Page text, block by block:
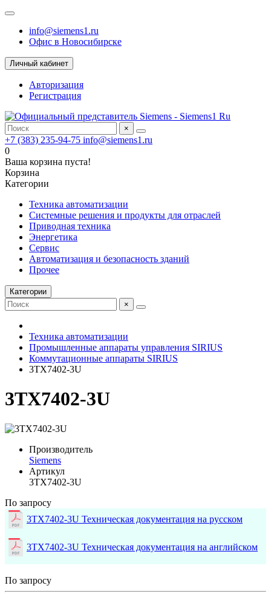
info@siemens1.ru
Офис в Новосибирске
Личный кабинет
Авторизация
Регистрация
×
+7 (383) 235-94-75 info@siemens1.ru
0
Ваша корзина пуста!
Корзина
Категории
Техника автоматизации
Системные решения и продукты для отраслей
Приводная техника
Энергетика
Сервис
Автоматизация и безопасность зданий
Прочее
Категории
×
Техника автоматизации
Промышленные аппараты управления SIRIUS
Коммутационные аппараты SIRIUS
3TX7402-3U
3TX7402-3U
Производитель
Siemens
Артикул
3TX7402-3U
По запросу
3TX7402-3U Техническая документация на русском
3TX7402-3U Техническая документация на английском
По запросу